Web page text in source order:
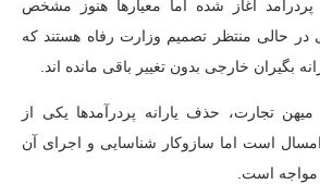
آغاز شده اما معیارها هنوز مشخص
در حالی منتظر تصمیم وزارت رفاه هستند که
بگیران خارجی بدون تغییر باقی مانده اند.
تجارت، حذف یارانه پردرآمدها یکی از
امسال است اما سازوکار شناسایی و اجرای آن
مواجه است.